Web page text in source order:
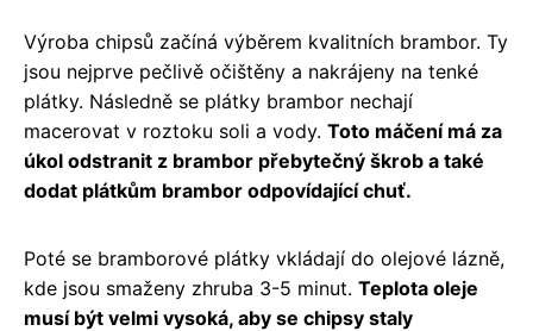
Výroba chipsů začíná výběrem kvalitních brambor. Ty
jsou nejprve pečlivě očištěny a nakrájeny na tenké
plátky. Následně se plátky brambor nechají
macerovat v roztoku soli a vody. Toto máčení má za
úkol odstranit z brambor přebytečný škrob a také
dodat plátkům brambor odpovídající chuť.
Poté se bramborové plátky vkládají do olejové lázně,
kde jsou smaženy zhruba 3-5 minut. Teplota oleje
musí být velmi vysoká, aby se chipsy staly